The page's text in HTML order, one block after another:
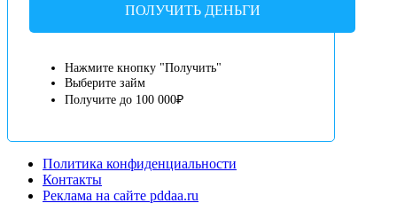
ПОЛУЧИТЬ ДЕНЬГИ
Нажмите кнопку "Получить"
Выберите займ
Получите до 100 000₽
Политика конфиденциальности
Контакты
Реклама на сайте pddaa.ru